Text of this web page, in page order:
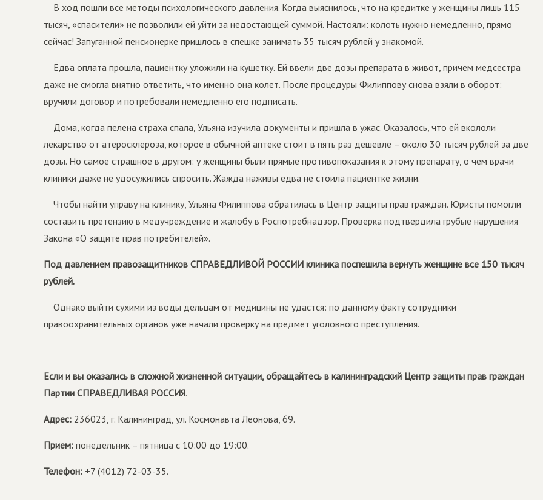
В ход пошли все методы психологического давления. Когда выяснилось, что на кредитке у женщины лишь 115
тысяч, «спасители» не позволили ей уйти за недостающей суммой. Настояли: колоть нужно немедленно, прямо
сейчас! Запуганной пенсионерке пришлось в спешке занимать 35 тысяч рублей у знакомой.
Едва оплата прошла, пациентку уложили на кушетку. Ей ввели две дозы препарата в живот, причем медсестра
даже не смогла внятно ответить, что именно она колет. После процедуры Филиппову снова взяли в оборот:
вручили договор и потребовали немедленно его подписать.
Дома, когда пелена страха спала, Ульяна изучила документы и пришла в ужас. Оказалось, что ей вкололи
лекарство от атеросклероза, которое в обычной аптеке стоит в пять раз дешевле – около 30 тысяч рублей за две
дозы. Но самое страшное в другом: у женщины были прямые противопоказания к этому препарату, о чем врачи
клиники даже не удосужились спросить. Жажда наживы едва не стоила пациентке жизни.
Чтобы найти управу на клинику, Ульяна Филиппова обратилась в Центр защиты прав граждан. Юристы помогли
составить претензию в медучреждение и жалобу в Роспотребнадзор. Проверка подтвердила грубые нарушения
Закона «О защите прав потребителей».
Под давлением правозащитников СПРАВЕДЛИВОЙ РОССИИ клиника поспешила вернуть женщине все 150 тысяч
рублей.
Однако выйти сухими из воды дельцам от медицины не удастся: по данному факту сотрудники
правоохранительных органов уже начали проверку на предмет уголовного преступления.
Если и вы оказались в сложной жизненной ситуации, обращайтесь в калининградский Центр защиты прав граждан
Партии СПРАВЕДЛИВАЯ РОССИЯ.
Адрес: 236023, г. Калининград, ул. Космонавта Леонова, 69.
Прием: понедельник – пятница с 10:00 до 19:00.
Телефон: +7 (4012) 72-03-35.